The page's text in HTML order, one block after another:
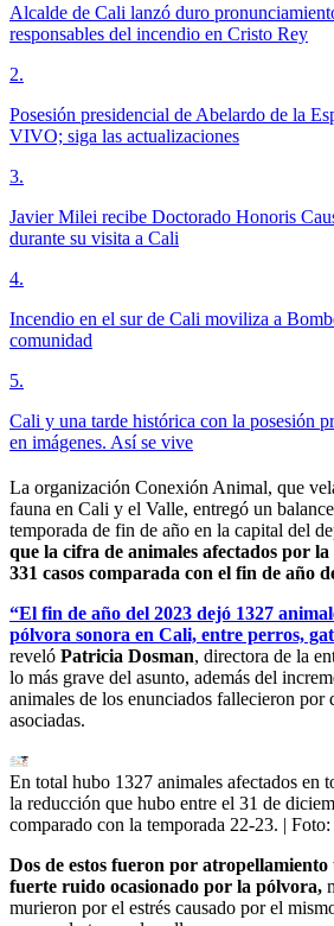
Alcalde de Cali lanzó duro
responsables del incendio en Cristo Rey
2.
Posesión presidencial de Abelardo de la
VIVO; siga las actualizaciones
3.
Javier Milei recibe Doctorado Honoris
durante su visita a Cali
4.
Incendio en el sur de Cali moviliza a
comunidad
5.
Cali y una tarde histórica con la posesión
en imágenes. Así se vive
La organización Conexión Animal, que
fauna en Cali y el Valle, entregó un
temporada de fin de año en la capital del
que la cifra de animales afectados por
331 casos comparada con el fin de año
“El fin de año del 2023 dejó 1327
pólvora sonora en Cali, entre perros,
reveló Patricia Dosman, directora de la
lo más grave del asunto, además del
animales de los enunciados fallecieron por
asociadas.
En total hubo 1327 animales afectados en
la reducción que hubo entre el 31 de
comparado con la temporada 22-23. | Foto:
Dos de estos fueron por atropellamiento
fuerte ruido ocasionado por la pólvora,
murieron por el estrés causado por el